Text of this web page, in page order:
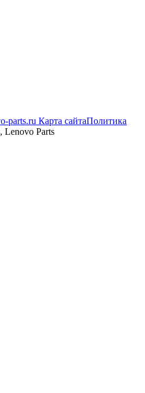
parts.ru Карта сайтаПолитика
Lenovo Parts